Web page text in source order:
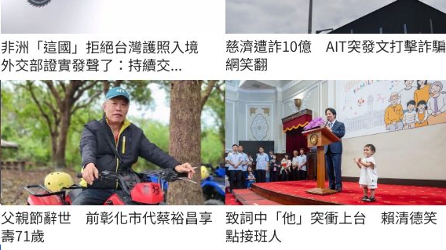
非洲「這國」拒絕台灣護照入境
外交部證實發聲了：持續交...
慈濟遭詐10億　AIT突發文打擊詐騙
網笑翻
父親節辭世　前彰化市代蔡裕昌享
壽71歲
致詞中「他」突衝上台　賴清德笑
點接班人